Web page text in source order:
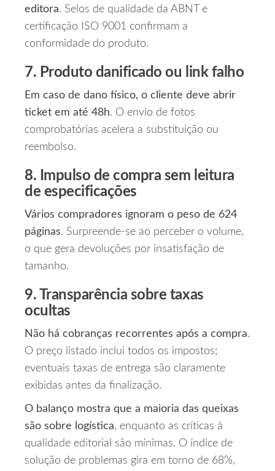
editora. Selos de qualidade da ABNT e
certificação ISO 9001 confirmam a
conformidade do produto.
7. Produto danificado ou link falho
Em caso de dano físico, o cliente deve abrir
ticket em até 48h. O envio de fotos
comprobatórias acelera a substituição ou
reembolso.
8. Impulso de compra sem leitura
de especificações
Vários compradores ignoram o peso de 624
páginas. Surpreende‑se ao perceber o volume,
o que gera devoluções por insatisfação de
tamanho.
9. Transparência sobre taxas
ocultas
Não há cobranças recorrentes após a compra.
O preço listado inclui todos os impostos;
eventuais taxas de entrega são claramente
exibidas antes da finalização.
O balanço mostra que a maioria das queixas
são sobre logística, enquanto as críticas à
qualidade editorial são mínimas. O índice de
solução de problemas gira em torno de 68%,